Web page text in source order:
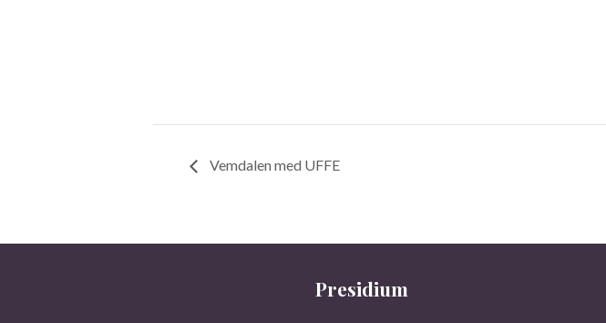
Vemdalen med UFFE
Presidium